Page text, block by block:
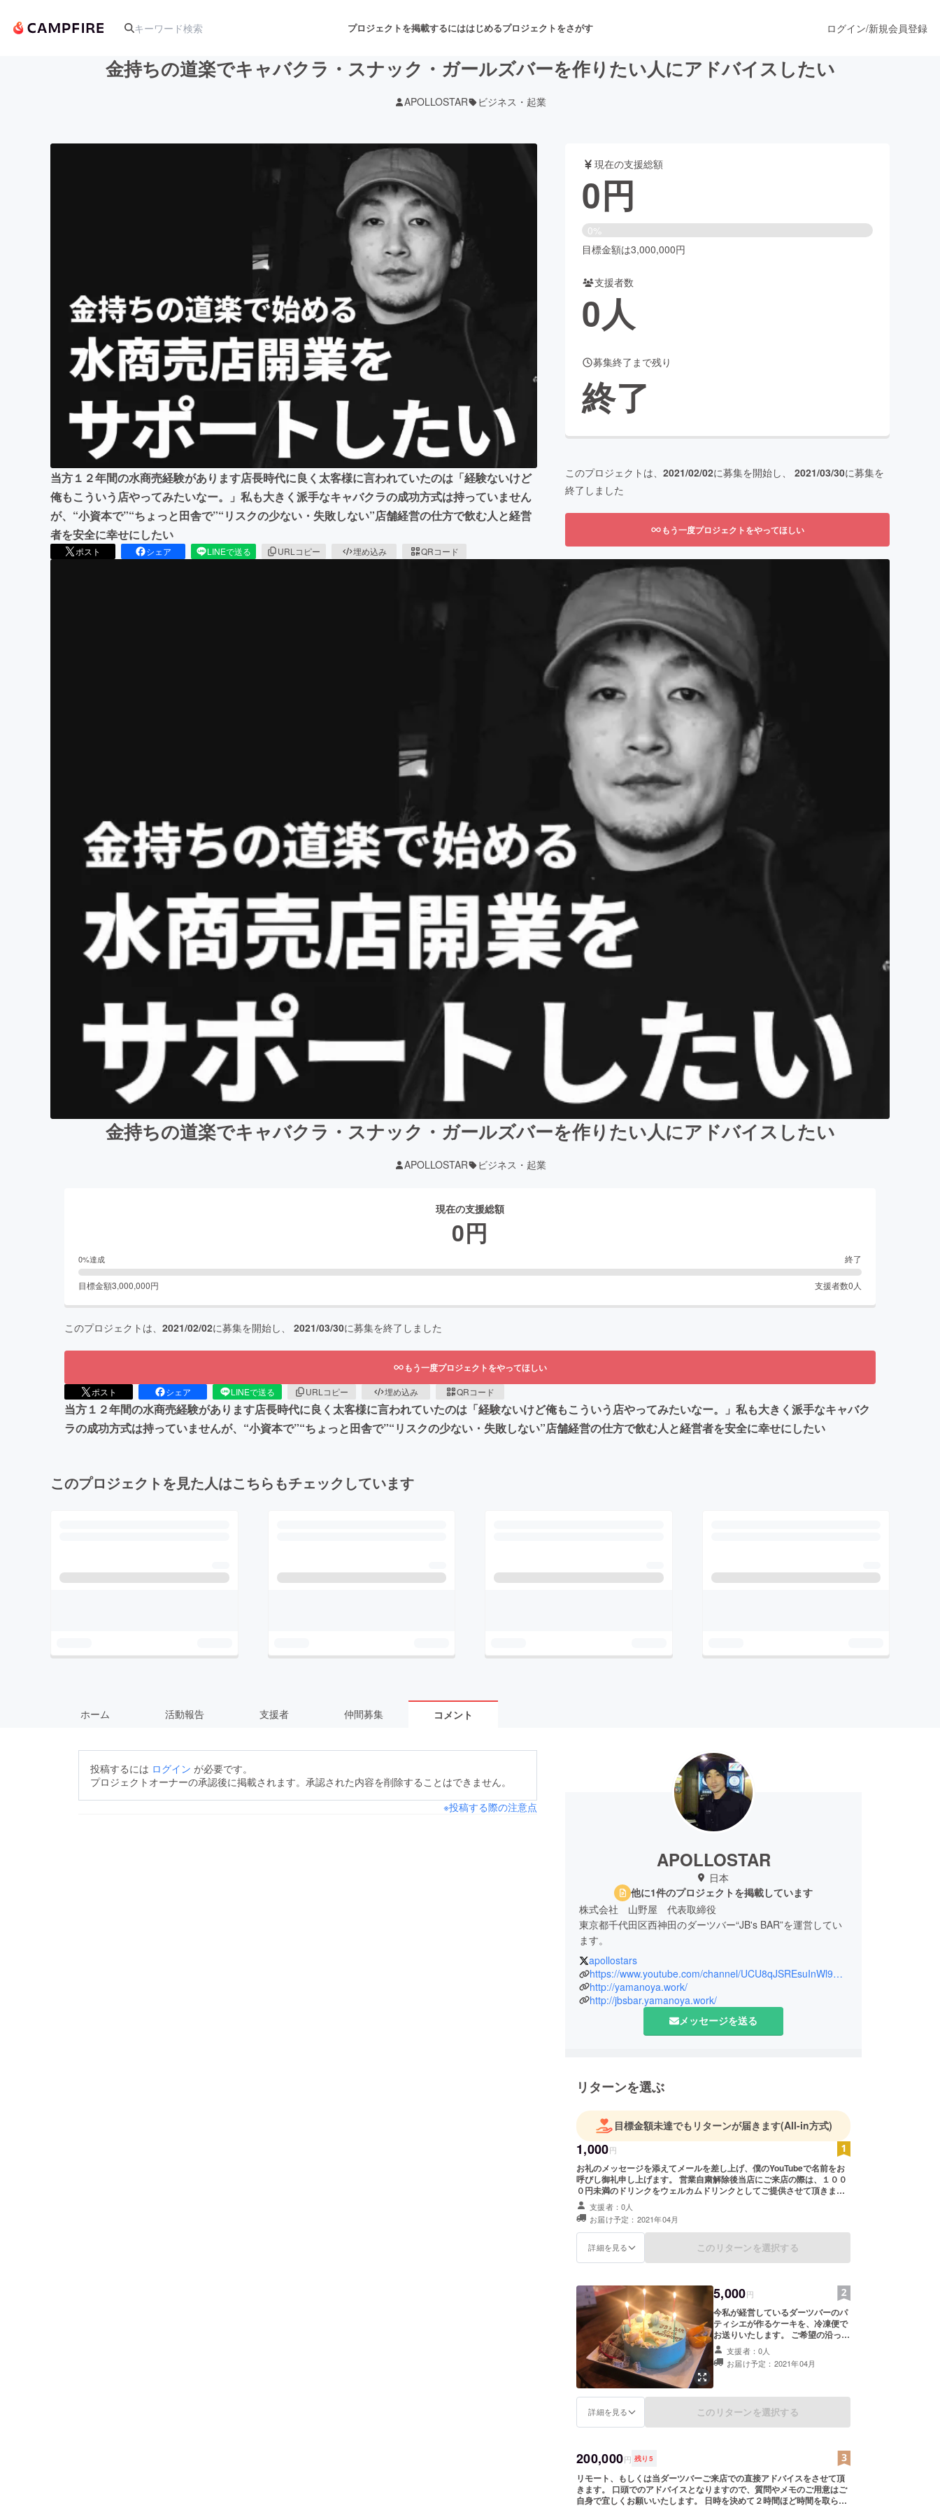
プロジェクトを掲載するにははじめるプロジェクトをさがす
音楽 舞台・パフォーマンス
ゲーム・サービス開発
書籍・雑誌出版
チャレンジ ビューティー・ヘルスケア
まちづくり・地域活性化
CAMPFIRE for Social Good
machi-ya
ログイン/新規会員登録
金持ちの道楽でキャバクラ・スナック・ガールズバーを作りたい人にアドバイスしたい
APOLLOSTAR ビジネス・起業
当方１２年間の水商売経験があります店長時代に良く太客様に言われていたのは「経験ないけど
俺もこういう店やってみたいなー。」私も大きく派手なキャバクラの成功方式は持っていません
が、“小資本で”“ちょっと田舎で”“リスクの少ない・失敗しない”店舗経営の仕方で飲む人と経営
者を安全に幸せにしたい
ポスト シェア LINEで送る URLコピー 埋め込み QRコード
現在の支援総額
0円
0%
目標金額は3,000,000円
支援者数
0人
募集終了まで残り
終了
このプロジェクトは、 2021/02/02に募集を開始し、 2021/03/30に募集を
終了しました
もう一度プロジェクトをやってほしい
金持ちの道楽でキャバクラ・スナック・ガールズバーを作りたい人にアドバイスしたい
APOLLOSTAR ビジネス・起業
現在の支援総額
0円
0%達成 終了
目標金額3,000,000円 支援者数0 人
このプロジェクトは、 2021/02/02に募集を開始し、 2021/03/30に募集を終了しました
もう一度プロジェクトをやってほしい
ポスト シェア LINEで送る URLコピー 埋め込み QRコード
当方１２年間の水商売経験があります店長時代に良く太客様に言われていたのは「経験ないけど俺もこういう店やってみたいなー。」私も大きく派手なキャバク
ラの成功方式は持っていませんが、“小資本で”“ちょっと田舎で”“リスクの少ない・失敗しない”店舗経営の仕方で飲む人と経営者を安全に幸せにしたい
このプロジェクトを見た人はこちらもチェックしています
ホーム 活動報告 支援者 仲間募集 コメント
投稿するには ログイン が必要です。
プロジェクトオーナーの承認後に掲載されます。承認された内容を削除することはできません。
※投稿する際の注意点
APOLLOSTAR
日本
他に1件のプロジェクトを掲載しています
株式会社 山野屋 代表取締役
東京都千代田区西神田のダーツバー“JB's BAR”を運営してい
ます。
１２年間の水商売経験の後、学生のころからお世話になって
いたJB’s BARの事業を継承し現在に至る。
apollostars
https://www.youtube.com/channel/UCU8qJSREsuInWl9K_-xox5Q
http://yamanoya.work/
http://jbsbar.yamanoya.work/
メッセージを送る
リターンを選ぶ
目標金額未達でもリターンが届きます(All-in方式)
1,000円
お礼のメッセージを添えてメールを差し上げ、僕のYouTubeで名前をお
呼びし御礼申し上げます。 営業自粛解除後当店にご来店の際は、１００
０円未満のドリンクをウェルカムドリンクとしてご提供させて頂きま
す。 ※チャージ料金５００円・その他ご注文の料金は頂戴いたします。 ※
支援時、必ず備考欄にご希望のお名前をご記入ください。
支援者：0人
お届け予定：2021年04月
詳細を見る このリターンを選択する
5,000円
今私が経営しているダーツバーのパ
ティシエが作るケーキを、冷凍便で
お送りいたします。 ご希望の沿った
形のケーキを価格相応でお作りしま
すので、備考欄にご記入ください。
ご希望の内容に沿えない場合はこち
てメールを差し上げ、私のYouTube
支援者：0人
お届け予定：2021年04月
詳細を見る このリターンを選択する
200,000円 残り5
リモート、もしくは当ダーツバーご来店での直接アドバイスをさせて頂
きます。 口頭でのアドバイスとなりますので、質問やメモのご用意はご
自身で宜しくお願いいたします。 日時を決めて２時間ほど時間を取らせ